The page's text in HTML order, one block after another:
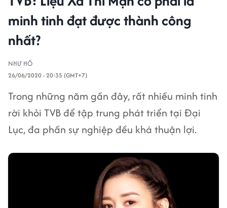
minh tinh đạt được thành công
nhất?
NHƯ HỒ
26/06/2020 - 20:35 (GMT+7)
Trong những năm gần đây, rất nhiều minh tinh
rời khỏi TVB để tập trung phát triển tại Đại
Lục, đa phần sự nghiệp đều khá thuận lợi.